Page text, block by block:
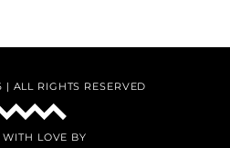
ALL RIGHTS RESERVED
LOVE BY